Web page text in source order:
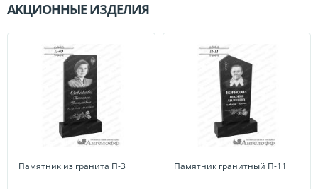
АКЦИОННЫЕ ИЗДЕЛИЯ
Памятник из гранита П-3 Памятник гранитный П-11